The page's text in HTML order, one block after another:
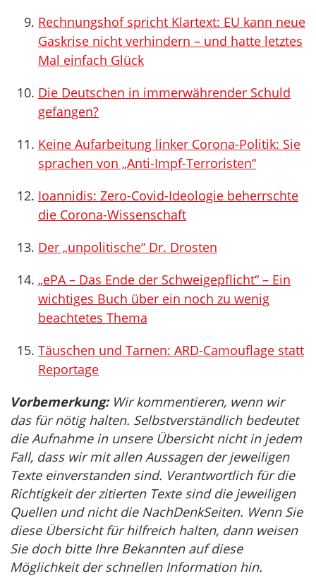
Rechnungshof spricht Klartext: EU kann neue
Gaskrise nicht verhindern – und hatte letztes
Mal einfach Glück
Die Deutschen in immerwährender Schuld
gefangen?
Keine Aufarbeitung linker Corona-Politik: Sie
sprachen von „Anti-Impf-Terroristen“
Ioannidis: Zero-Covid-Ideologie beherrschte
die Corona-Wissenschaft
Der „unpolitische“ Dr. Drosten
„ePA – Das Ende der Schweigepflicht“ – Ein
wichtiges Buch über ein noch zu wenig
beachtetes Thema
Täuschen und Tarnen: ARD-Camouflage statt
Reportage
Vorbemerkung:Wir kommentieren, wenn wir
das für nötig halten. Selbstverständlich bedeutet
die Aufnahme in unsere Übersicht nicht in jedem
Fall, dass wir mit allen Aussagen der jeweiligen
Texte einverstanden sind. Verantwortlich für die
Richtigkeit der zitierten Texte sind die jeweiligen
Quellen und nicht die NachDenkSeiten. Wenn Sie
diese Übersicht für hilfreich halten, dann weisen
Sie doch bitte Ihre Bekannten auf diese
Möglichkeit der schnellen Information hin.